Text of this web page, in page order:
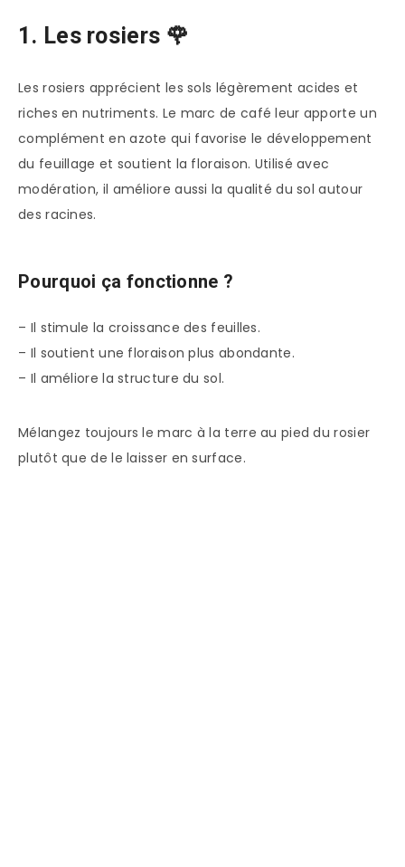
1. Les rosiers 🌹
Les rosiers apprécient les sols légèrement acides et
riches en nutriments. Le marc de café leur apporte un
complément en azote qui favorise le développement
du feuillage et soutient la floraison. Utilisé avec
modération, il améliore aussi la qualité du sol autour
des racines.
Pourquoi ça fonctionne ?
– Il stimule la croissance des feuilles.
– Il soutient une floraison plus abondante.
– Il améliore la structure du sol.
Mélangez toujours le marc à la terre au pied du rosier
plutôt que de le laisser en surface.